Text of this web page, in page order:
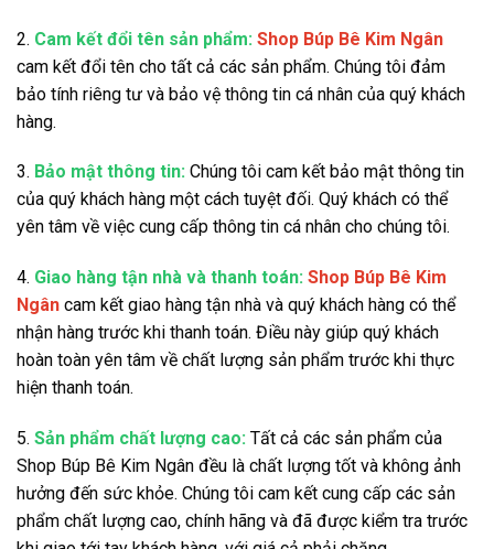
2. Cam kết đổi tên sản phẩm: Shop Búp Bê Kim Ngân
cam kết đổi tên cho tất cả các sản phẩm. Chúng tôi đảm
bảo tính riêng tư và bảo vệ thông tin cá nhân của quý khách
hàng.
3. Bảo mật thông tin: Chúng tôi cam kết bảo mật thông tin
của quý khách hàng một cách tuyệt đối. Quý khách có thể
yên tâm về việc cung cấp thông tin cá nhân cho chúng tôi.
4. Giao hàng tận nhà và thanh toán: Shop Búp Bê Kim
Ngân cam kết giao hàng tận nhà và quý khách hàng có thể
nhận hàng trước khi thanh toán. Điều này giúp quý khách
hoàn toàn yên tâm về chất lượng sản phẩm trước khi thực
hiện thanh toán.
5. Sản phẩm chất lượng cao: Tất cả các sản phẩm của
Shop Búp Bê Kim Ngân đều là chất lượng tốt và không ảnh
hưởng đến sức khỏe. Chúng tôi cam kết cung cấp các sản
phẩm chất lượng cao, chính hãng và đã được kiểm tra trước